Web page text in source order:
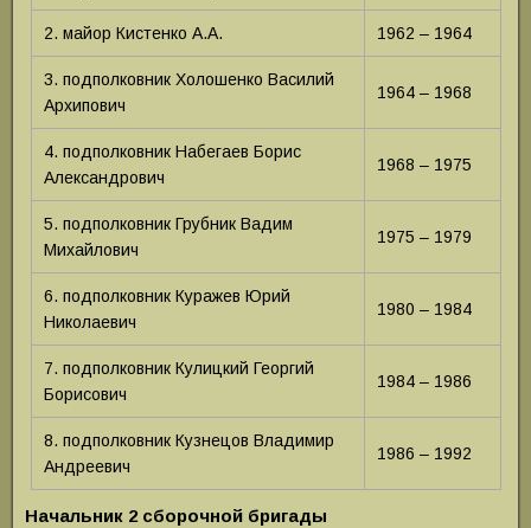
2. майор Кистенко А.А. 1962 – 1964
3. подполковник Холошенко Василий
Архипович
1964 – 1968
4. подполковник Набегаев Борис
Александрович
1968 – 1975
5. подполковник Грубник Вадим
Михайлович
1975 – 1979
6. подполковник Куражев Юрий
Николаевич
1980 – 1984
7. подполковник Кулицкий Георгий
Борисович
1984 – 1986
8. подполковник Кузнецов Владимир
Андреевич
1986 – 1992
Начальник 2 сборочной бригады